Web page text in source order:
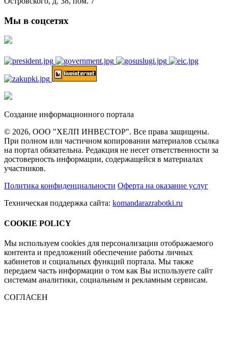
Мы в соцсетях
Создание информационного портала
© 2026, ООО "ХЕЛП ИНВЕСТОР". Все права защищены.
При полном или частичном копировании материалов ссылка
на портал обязательна. Редакция не несет ответственности за
достоверность информации, содержащейся в материалах
участников.
Политика конфиденциальности Оферта на оказание услуг
Техническая поддержка сайта: komandarazrabotki.ru
COOKIE POLICY
Мы используем cookies для персонализации отображаемого
контента и предложений обеспечение работы личных
кабинетов и социальных функций портала. Мы также
передаем часть информации о том как Вы используете сайт
системам аналитики, социальным и рекламным сервисам.
СОГЛАСЕН